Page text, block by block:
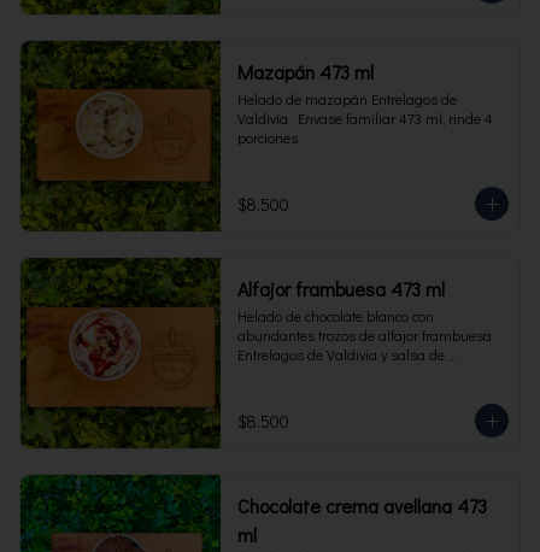
Mazapán 473 ml
Helado de mazapán Entrelagos de
Valdivia.  Envase familiar 473 ml, rinde 4
porciones.
$8.500
Alfajor frambuesa 473 ml
Helado de chocolate blanco con
abundantes trozos de alfajor frambuesa
Entrelagos de Valdivia y salsa de
$8.500
Chocolate crema avellana 473
ml